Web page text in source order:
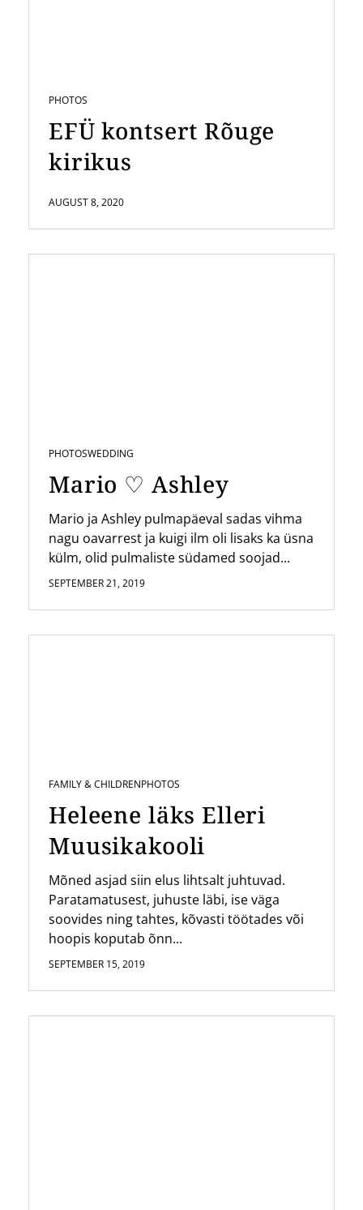
PHOTOS
EFÜ kontsert Rõuge
kirikus
AUGUST 8, 2020
PHOTOSWEDDING
Mario ♡ Ashley
Mario ja Ashley pulmapäeval sadas vihma
nagu oavarrest ja kuigi ilm oli lisaks ka üsna
külm, olid pulmaliste südamed soojad...
SEPTEMBER 21, 2019
FAMILY & CHILDRENPHOTOS
Heleene läks Elleri
Muusikakooli
Mõned asjad siin elus lihtsalt juhtuvad.
Paratamatusest, juhuste läbi, ise väga
soovides ning tahtes, kõvasti töötades või
hoopis koputab õnn...
SEPTEMBER 15, 2019